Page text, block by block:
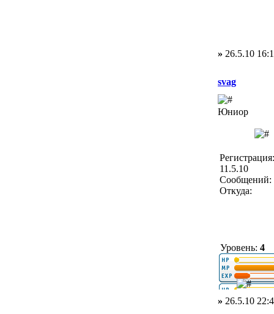
» 26.5.10
svag
Юниор
Регистрация:
11.5.10
Сообщений:
Откуда:
Уровень: 4
» 26.5.10